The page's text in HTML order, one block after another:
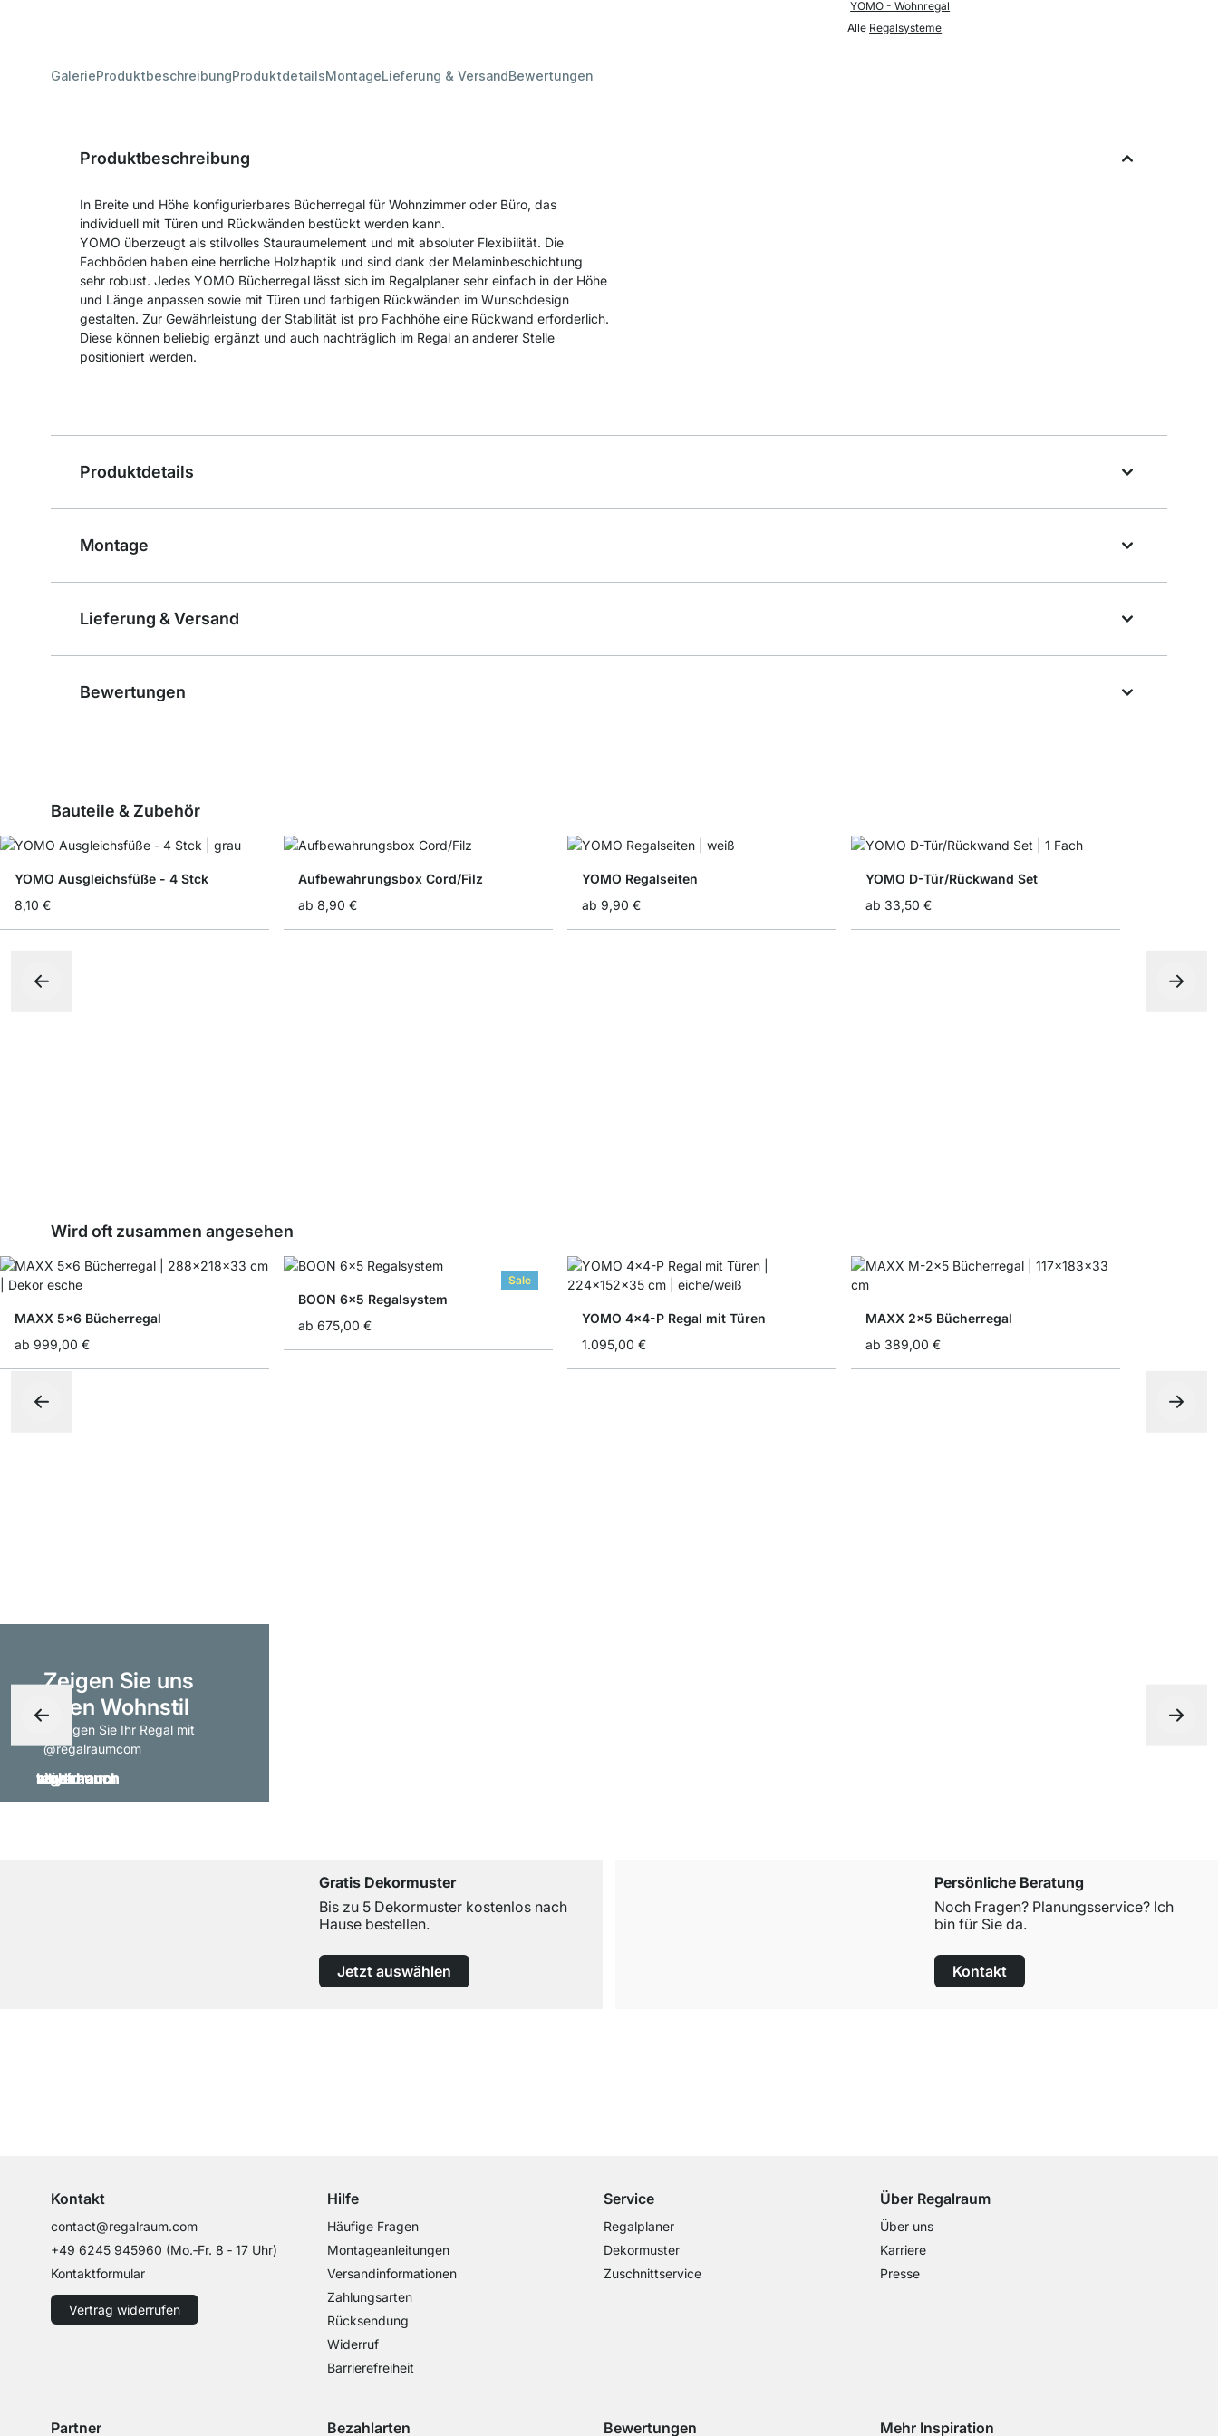
YOMO - Wohnregal
Alle Regalsysteme
GalerieProduktbeschreibungProduktdetailsMontageLieferung & VersandBewertungen
Produktbeschreibung
In Breite und Höhe konfigurierbares Bücherregal für Wohnzimmer oder Büro, das
individuell mit Türen und Rückwänden bestückt werden kann.
YOMO überzeugt als stilvolles Stauraumelement und mit absoluter Flexibilität. Die
Fachböden haben eine herrliche Holzhaptik und sind dank der Melaminbeschichtung
sehr robust. Jedes YOMO Bücherregal lässt sich im Regalplaner sehr einfach in der Höhe
und Länge anpassen sowie mit Türen und farbigen Rückwänden im Wunschdesign
gestalten. Zur Gewährleistung der Stabilität ist pro Fachhöhe eine Rückwand erforderlich.
Diese können beliebig ergänzt und auch nachträglich im Regal an anderer Stelle
positioniert werden.
Produktdetails
Montage
Lieferung & Versand
Bewertungen
Bauteile & Zubehör
YOMO Ausgleichsfüße - 4 Stck
8,10 €
Aufbewahrungsbox Cord/Filz
ab 8,90 €
YOMO Regalseiten
ab 9,90 €
YOMO D-Tür/Rückwand Set
ab 33,50 €
Wird oft zusammen angesehen
MAXX 5x6 Bücherregal
ab 999,00 €
Sale
BOON 6x5 Regalsystem
ab 675,00 €
YOMO 4x4-P Regal mit Türen
1.095,00 €
MAXX 2x5 Bücherregal
ab 389,00 €
Zeigen Sie uns
Ihren Wohnstil
- taggen Sie Ihr Regal mit
@regalraumcom
Gratis Dekormuster
Bis zu 5 Dekormuster kostenlos nach
Hause bestellen.
Jetzt auswählen
Persönliche Beratung
Noch Fragen? Planungsservice? Ich
bin für Sie da.
Kontakt
Kontakt
contact@regalraum.com
+49 6245 945960 (Mo.‑Fr. 8 ‑ 17 Uhr)
Kontaktformular
Vertrag widerrufen
Hilfe
Häufige Fragen
Montageanleitungen
Versandinformationen
Zahlungsarten
Rücksendung
Widerruf
Barrierefreiheit
Service
Regalplaner
Dekormuster
Zuschnittservice
Über Regalraum
Über uns
Karriere
Presse
Partner Bezahlarten Bewertungen Mehr Inspiration